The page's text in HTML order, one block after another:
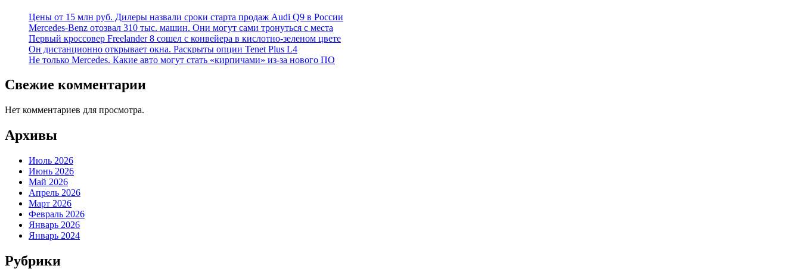
Цены от 15 млн руб. Дилеры назвали сроки старта продаж Audi Q9 в России
Mercedes-Benz отозвал 310 тыс. машин. Они могут сами тронуться с места
Первый кроссовер Freelander 8 сошел с конвейера в кислотно-зеленом цвете
Он дистанционно открывает окна. Раскрыты опции Tenet Plus L4
Не только Mercedes. Какие авто могут стать «кирпичами» из-за нового ПО
Свежие комментарии
Нет комментариев для просмотра.
Архивы
Июль 2026
Июнь 2026
Май 2026
Апрель 2026
Март 2026
Февраль 2026
Январь 2026
Январь 2024
Рубрики